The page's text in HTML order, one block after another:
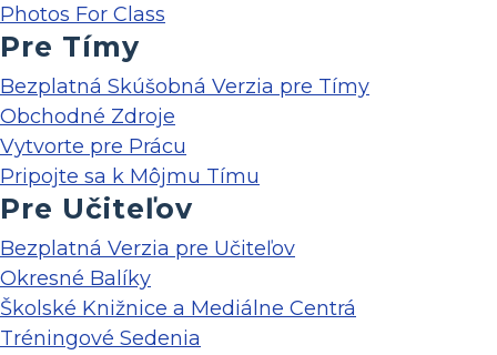
Photos For Class
Pre Tímy
Bezplatná Skúšobná Verzia pre Tímy
Obchodné Zdroje
Vytvorte pre Prácu
Pripojte sa k Môjmu Tímu
Pre Učiteľov
Bezplatná Verzia pre Učiteľov
Okresné Balíky
Školské Knižnice a Mediálne Centrá
Tréningové Sedenia